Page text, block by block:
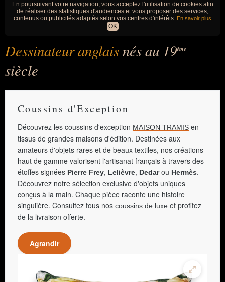
En poursuivant votre navigation, vous acceptez l'utilisation de cookies afin
de réaliser des statistiques d'audiences et vous proposer des services,
contenus ou publicités adaptés selon vos centres d'intérêts. En savoir plus
OK
Dessinateur anglaisnés au 19ème
siècle
Coussins d'Exception
Découvrez les coussins d'exception MAISON TRAMIS en
tissus de grandes maisons d'édition. Destinées aux
amateurs d'objets rares et de beaux textiles, nos créations
haut de gamme valorisent l'artisanat français à travers des
étoffes signées Pierre Frey, Lelièvre, Dedarou Hermès.
Découvrez notre sélection exclusive d'objets uniques
conçus à la main. Chaque pièce raconte une histoire
singulière. Consultez tous nos coussins de luxe et profitez
de la livraison offerte.
Agrandir